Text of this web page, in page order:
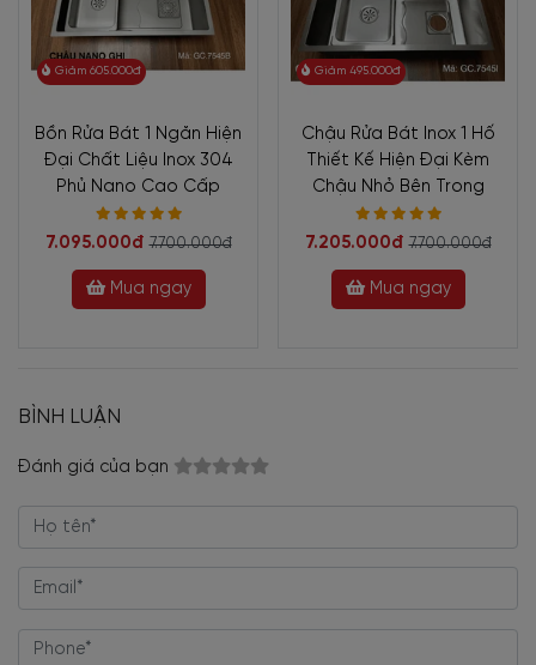
Giảm 605.000đ
Bồn Rửa Bát 1 Ngăn Hiện
Đại Chất Liệu Inox 304
Phủ Nano Cao Cấp
7.095.000đ 7.700.000đ
Mua ngay
Giảm 495.000đ
Chậu Rửa Bát Inox 1 Hố
Thiết Kế Hiện Đại Kèm
Chậu Nhỏ Bên Trong
7.205.000đ 7.700.000đ
Mua ngay
BÌNH LUẬN
Đánh giá của bạn